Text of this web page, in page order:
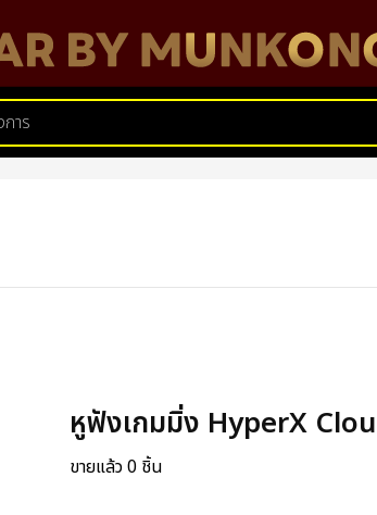
หูฟังเกมมิ่ง HyperX
ขายแล้ว 0 ชิ้น